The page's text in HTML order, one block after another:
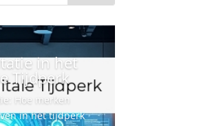
in het
Tijdperk
Hoe merken
in het tijdperk